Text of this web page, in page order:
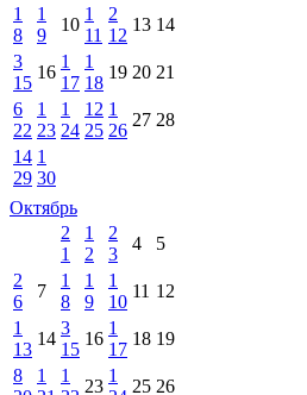
1
8
1
9
10
1
11
2
12
13 14
3
15
16
1
17
1
18
19 20 21
6
22
1
23
1
24
12
25
1
26
27 28
14
29
1
30
Октябрь
2
1
1
2
2
3
4
5
2
6
7
1
8
1
9
1
10
11 12
1
13
14
3
15
16
1
17
18 19
8
1
1
23
1
25 26